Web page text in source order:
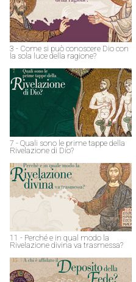
3 - Come si può conoscere Dio con
la sola luce della ragione?
7 - Quali sono le prime tappe della
Rivelazione di Dio?
11 - Perché e in qual modo la
Rivelazione divina va trasmessa?